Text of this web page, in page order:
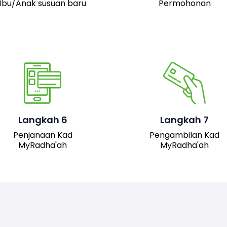
Ibu/Anak susuan baru
Permohonan
Langkah 6
Penjanaan Kad
MyRadha'ah
Setelah permohonan
akan dijana.
Langkah 7
Pengambilan Kad
MyRadha'ah
Pemohon boleh hadir ke
pejabat JAIS untuk
mengambil kad fizikal
MyRadha’ah. Selain itu,
pemohon juga boleh
turun versi digital kad
sistem untuk
kemudahan akses.